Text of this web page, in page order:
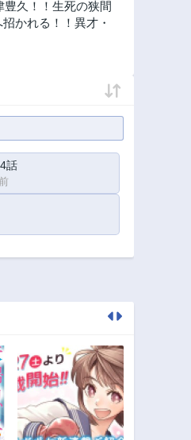
久！！生死の狭間
かれる！！異才・
話